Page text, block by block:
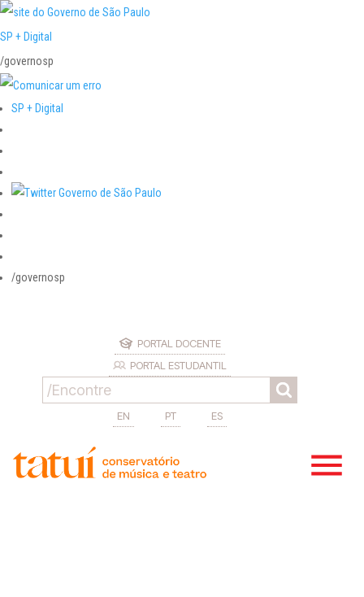
SP + Digital
/governosp
SP + Digital
/governosp
PORTAL DOCENTE
PORTAL ESTUDANTIL
EN PT ES